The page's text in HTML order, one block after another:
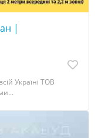
|
Україні ТОВ